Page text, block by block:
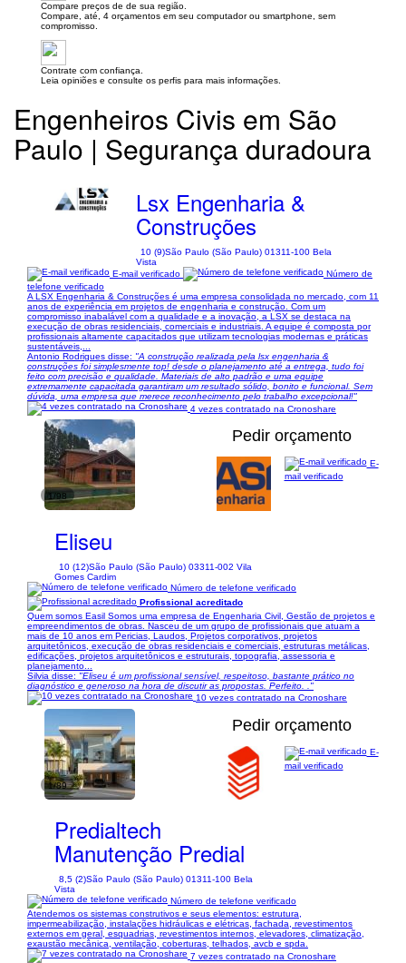
Compare preços de de sua região.
Compare, até, 4 orçamentos em seu computador ou smartphone, sem
compromisso.
Contrate com confiança.
Leia opiniões e consulte os perfis para mais informações.
Engenheiros Civis em São
Paulo | Segurança duradoura
Lsx Engenharia &
Construções
10 (9)São Paulo (São Paulo) 01311-100 Bela
Vista
E-mail verificado
Número de
telefone verificado
A LSX Engenharia & Construções é uma empresa consolidada no mercado, com 11
anos de experiência em projetos de engenharia e construção. Com um
compromisso inabalável com a qualidade e a inovação, a LSX se destaca na
execução de obras residenciais, comerciais e industriais. A equipe é composta por
profissionais altamente capacitados que utilizam tecnologias modernas e práticas
sustentáveis,...
Antonio Rodrigues disse: "A construção realizada pela lsx engenharia &
construções foi simplesmente top! desde o planejamento até a entrega, tudo foi
feito com precisão e qualidade. Materiais de alto padrão e uma equipe
extremamente capacitada garantiram um resultado sólido, bonito e funcional. Sem
dúvida, uma empresa que merece reconhecimento pelo trabalho excepcional!"
4 vezes contratado na Cronoshare
1/98
Pedir orçamento
Eliseu
10 (12)São Paulo (São Paulo) 03311-002 Vila
Gomes Cardim
E-
mail verificado
Número de telefone verificado
Profissional acreditado
Quem somos Easil Somos uma empresa de Engenharia Civil, Gestão de projetos e
empreendimentos de obras. Nasceu de um grupo de profissionais que atuam a
mais de 10 anos em Pericias, Laudos, Projetos corporativos, projetos
arquitetônicos, execução de obras residenciais e comerciais, estruturas metálicas,
edificações, projetos arquitetônicos e estruturais, topografia, assessoria e
planejamento...
Silvia disse: "Eliseu é um profissional sensível, respeitoso, bastante prático no
diagnóstico e generoso na hora de discutir as propostas. Perfeito. ."
10 vezes contratado na Cronoshare
1/89
Pedir orçamento
Predialtech
Manutenção Predial
8,5 (2)São Paulo (São Paulo) 01311-100 Bela
Vista
E-
mail verificado
Número de telefone verificado
Atendemos os sistemas construtivos e seus elementos: estrutura,
impermeabilização, instalações hidráulicas e elétricas, fachada, revestimentos
externos em geral, esquadrias, revestimentos internos, elevadores, climatização,
exaustão mecânica, ventilação, coberturas, telhados, avcb e spda.
7 vezes contratado na Cronoshare